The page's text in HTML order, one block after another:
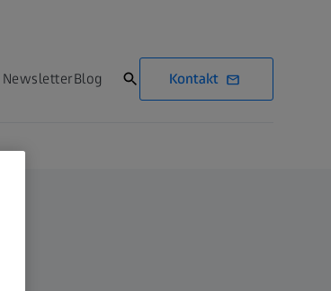
NewsletterBlog Kontakt